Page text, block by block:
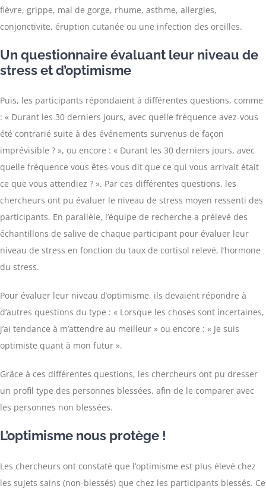
fièvre, grippe, mal de gorge, rhume, asthme, allergies,
conjonctivite, éruption cutanée ou une infection des oreilles.
Un questionnaire évaluant leur niveau de
stress et d’optimisme
Puis, les participants répondaient à différentes questions, comme
: « Durant les 30 derniers jours, avec quelle fréquence avez-vous
été contrarié suite à des événements survenus de façon
imprévisible ? », ou encore : « Durant les 30 derniers jours, avec
quelle fréquence vous êtes-vous dit que ce qui vous arrivait était
ce que vous attendiez ? ». Par ces différentes questions, les
chercheurs ont pu évaluer le niveau de stress moyen ressenti des
participants. En parallèle, l’équipe de recherche a prélevé des
échantillons de salive de chaque participant pour évaluer leur
niveau de stress en fonction du taux de cortisol relevé, l’hormone
du stress.
Pour évaluer leur niveau d’optimisme, ils devaient répondre à
d’autres questions du type : « Lorsque les choses sont incertaines,
j’ai tendance à m’attendre au meilleur » ou encore : « Je suis
optimiste quant à mon futur ».
Grâce à ces différentes questions, les chercheurs ont pu dresser
un profil type des personnes blessées, afin de le comparer avec
les personnes non blessées.
L’optimisme nous protège !
Les chercheurs ont constaté que l’optimisme est plus élevé chez
les sujets sains (non-blessés) que chez les participants blessés. Ce